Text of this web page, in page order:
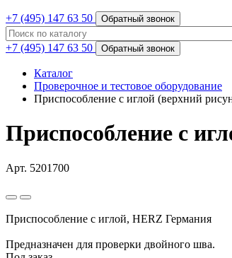
+7 (495) 147 63 50 Обратный звонок
+7 (495) 147 63 50 Обратный звонок
Каталог
Проверочное и тестовое оборудование
Приспособление с иглой (верхний
Приспособление с
Арт. 5201700
Приспособление с иглой, HERZ Германия
Предназначен для проверки двойного шва.